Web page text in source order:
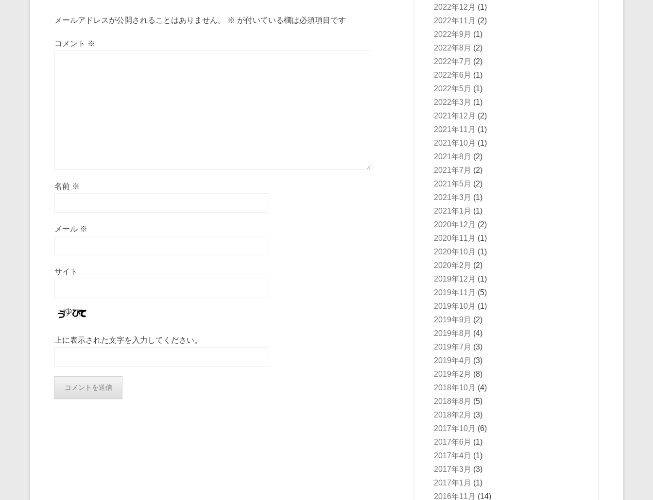
メールアドレスが公開されることはありません。 ※ が付いている欄は必須項目です
コメント ※
名前 ※
メール ※
サイト
上に表示された文字を入力してください。
2022年12月 (1)
2022年11月 (2)
2022年9月 (1)
2022年8月 (2)
2022年7月 (2)
2022年6月 (1)
2022年5月 (1)
2022年3月 (1)
2021年12月 (2)
2021年11月 (1)
2021年10月 (1)
2021年8月 (2)
2021年7月 (2)
2021年5月 (2)
2021年3月 (1)
2021年1月 (1)
2020年12月 (2)
2020年11月 (1)
2020年10月 (1)
2020年2月 (2)
2019年12月 (1)
2019年11月 (5)
2019年10月 (1)
2019年9月 (2)
2019年8月 (4)
2019年7月 (3)
2019年4月 (3)
2019年2月 (8)
2018年10月 (4)
2018年8月 (5)
2018年2月 (3)
2017年10月 (6)
2017年6月 (1)
2017年4月 (1)
2017年3月 (3)
2017年1月 (1)
2016年11月 (14)